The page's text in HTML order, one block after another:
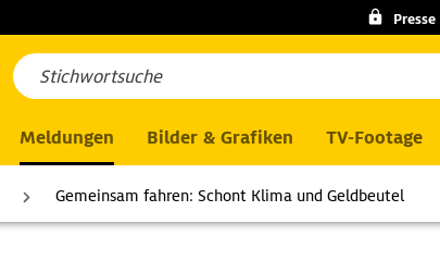
Meldungen Bilder & Grafiken TV-Footage
Gemeinsam fahren: Schont Klima und Geldbeutel